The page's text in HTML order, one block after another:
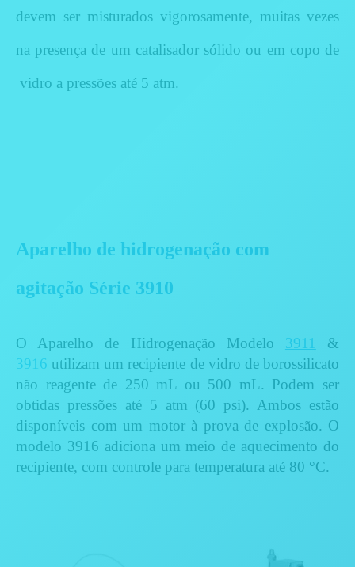
devem ser misturados vigorosamente, muitas vezes
na presença de um catalisador sólido ou em copo de
vidro a pressões até 5 atm.
Aparelho de hidrogenação com
agitação Série 3910
O Aparelho de Hidrogenação Modelo 3911
&
3916 utilizam um recipiente de vidro de borossilicato
não reagente de 250 mL ou 500 mL. Podem ser
obtidas pressões até 5 atm (60 psi). Ambos estão
disponíveis com um motor à prova de explosão. O
modelo 3916 adiciona um meio de aquecimento do
recipiente, com controle para temperatura até 80 °C.